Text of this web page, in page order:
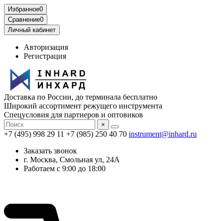
Избранное0
Сравнение0
Личный кабинет
Авторизация
Регистрация
Доставка по России, до терминала бесплатно
Широкий ассортимент режущего инструмента
Спецусловия для партнеров и оптовиков
×
+7 (495) 998 29 11 +7 (985) 250 40 70 instrument@inhard.ru
Заказать звонок
г. Москва, Смольная ул, 24А
Работаем с 9:00 до 18:00